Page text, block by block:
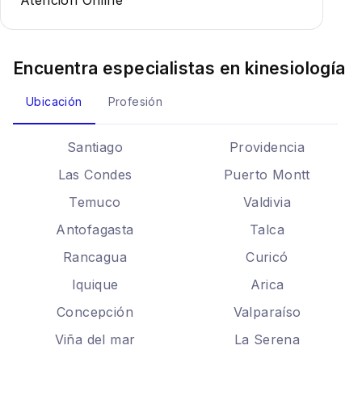
Encuentra especialistas en kinesiología
Ubicación Profesión
Santiago
Providencia
Las Condes
Puerto Montt
Temuco
Valdivia
Antofagasta
Talca
Rancagua
Curicó
Iquique
Arica
Concepción
Valparaíso
Viña del mar
La Serena